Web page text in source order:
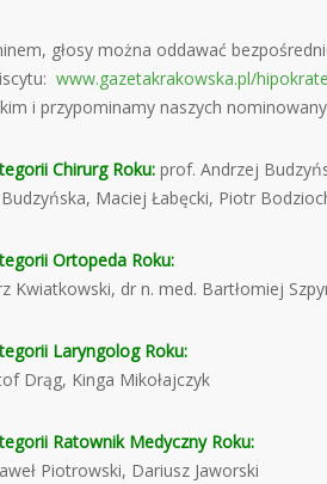
głosy można oddawać
www.gazetakrakowska.pl/
i przypominamy naszych
Chirurg Roku: prof. Andrzej
Maciej Łabęcki, Piotr
Ortopeda Roku:
Kwiatkowski, dr n. med. Bartłomiej
Laryngolog Roku:
Drąg, Kinga Mikołajczyk
Ratownik Medyczny Roku:
Piotrowski, Dariusz Jaworski